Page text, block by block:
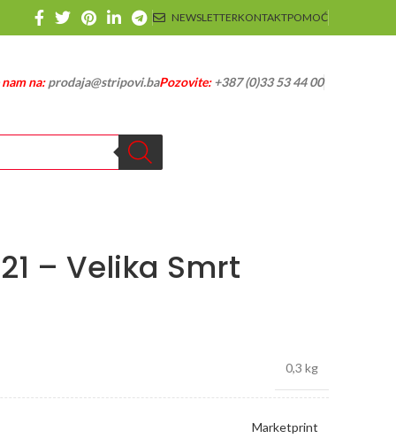
NEWSLETTERKONTAKTPOMOĆ
na:prodaja@stripovi.baPozovite:+387 (0)33 53 44 00
– Velika Smrt
0,3 kg
Marketprint